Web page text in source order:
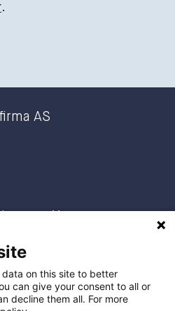
.
AS
on this site to better
can give your consent to all or
decline them all. For more